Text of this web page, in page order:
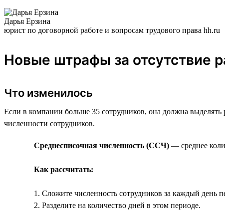
Дарья Ерзина
юрист по договорной работе и вопросам трудового права hh.ru
Новые штрафы за отсутствие
Что изменилось
Если в компании больше 35 сотрудников, она должна
численности сотрудников.
Среднесписочная численность (ССЧ) — среднее
Как рассчитать:
1. Сложите численность сотрудников за каждый день
2. Разделите на количество дней в этом периоде.